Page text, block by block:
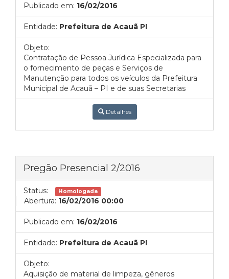
Publicado em: 16/02/2016
Entidade: Prefeitura de Acauã PI
Objeto:
Contratação de Pessoa Jurídica Especializada para
o fornecimento de peças e Serviços de
Manutenção para todos os veículos da Prefeitura
Municipal de Acauã – PI e de suas Secretarias
Detalhes
Pregão Presencial 2/2016
Status: Homologada
Abertura: 16/02/2016 00:00
Publicado em: 16/02/2016
Entidade: Prefeitura de Acauã PI
Objeto:
Aquisição de material de limpeza, gêneros